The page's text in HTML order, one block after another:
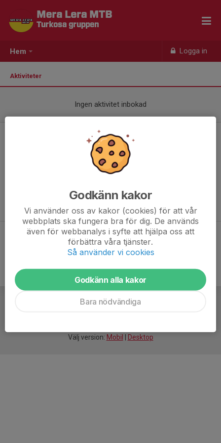
Hem Logga in
Mera Lera MTB
Turkosa gruppen
Aktiviteter
Ingen aktivitet inbokad
Ungdomsträning MTB
Välj version: Mobil Desktop
Godkänn kakor
Vi använder oss av kakor (cookies) för att vår
webbplats ska fungera bra för dig. De används
även för webbanalys i syfte att hjälpa oss att
förbättra våra tjänster.
Så använder vi cookies
Godkänn alla kakor
Bara nödvändiga